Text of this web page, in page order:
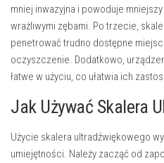
mniej inwazyjna i powoduje
wrażliwymi zębami. Po trzecie,
penetrować trudno dostępne
oczyszczenie. Dodatkowo,
łatwe w użyciu, co ułatwia ich
Jak Używać Skalera
Użycie skalera ultradźwiękowego
umiejętności. Należy zacząć od